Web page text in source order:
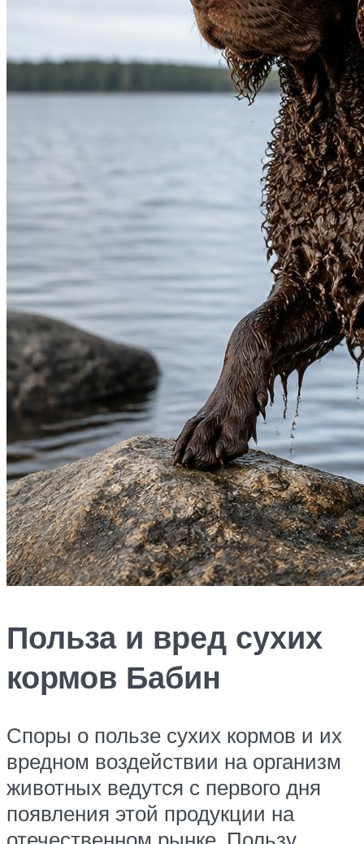
Польза и вред сухих
кормов Бабин
Споры о пользе сухих кормов и их
вредном воздействии на организм
животных ведутся с первого дня
появления этой продукции на